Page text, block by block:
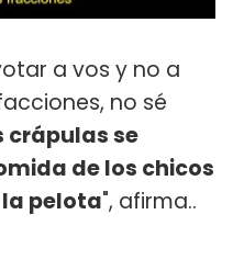
a vos y no a
no sé
crápulas se
de los chicos
la pelota", afirma..